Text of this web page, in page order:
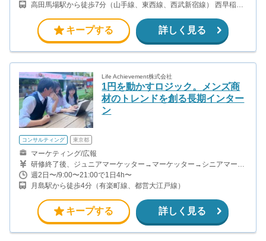
高田馬場駅から徒歩7分（山手線、東西線、西武新宿線） 西早稲田
キープする 詳しく見る
Life Achievement株式会社
1円を動かすロジック。メンズ商
材のトレンドを創る長期インター
ン
コンサルティング 東京都
マーケティング/広報
研修終了後、ジュニアマーケッター→マーケッター→シニアマーケ
ッター→副主任→主任→マネージャーと昇格していきます。 ・ジュ
ニアマーケッター＆マーケッター＆シニアマーケッター SNSアカウ
ントへの投稿1件につき1,000円〜4,000円 成果報酬1件につき2,500
よるインセンティブ ※週20時間以上の稼働目安 ・マネージャー 固
定報酬15〜20万円/月 +成果購入・再生数達成によるインセンティ
ブ ※週20時間以上の稼働目安 学生インターンの平均報酬は月8万円
前後（時給換算2,000円以上）です。
週2日〜/9:00〜21:00で1日4h〜
月島駅から徒歩4分（有楽町線、都営大江戸線）
キープする 詳しく見る